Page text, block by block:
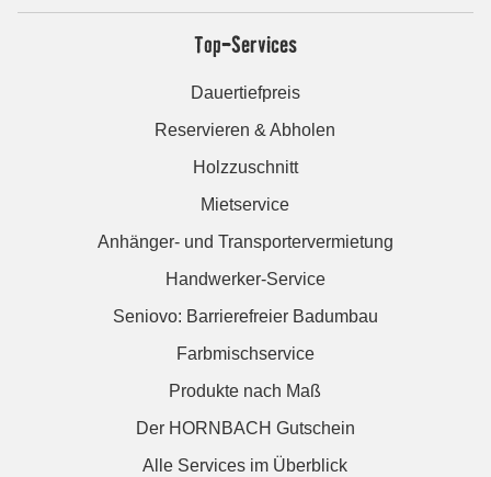
Top-Services
Dauertiefpreis
Reservieren & Abholen
Holzzuschnitt
Mietservice
Anhänger- und Transportervermietung
Handwerker-Service
Seniovo: Barrierefreier Badumbau
Farbmischservice
Produkte nach Maß
Der HORNBACH Gutschein
Alle Services im Überblick